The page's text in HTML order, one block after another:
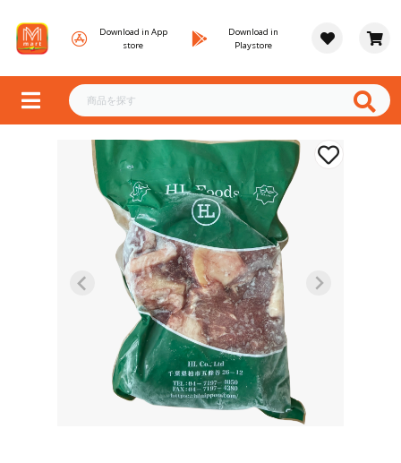
Download in App
store
Download in
Playstore